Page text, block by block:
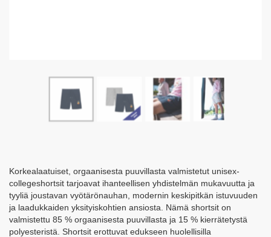
Korkealaatuiset, orgaanisesta puuvillasta valmistetut unisex-
collegeshortsit tarjoavat ihanteellisen yhdistelmän mukavuutta ja
tyyliä joustavan vyötärönauhan, modernin keskipitkän istuvuuden
ja laadukkaiden yksityiskohtien ansiosta. Nämä shortsit on
valmistettu 85 % orgaanisesta puuvillasta ja 15 % kierrätetystä
polyesteristä. Shortsit erottuvat edukseen huolellisilla